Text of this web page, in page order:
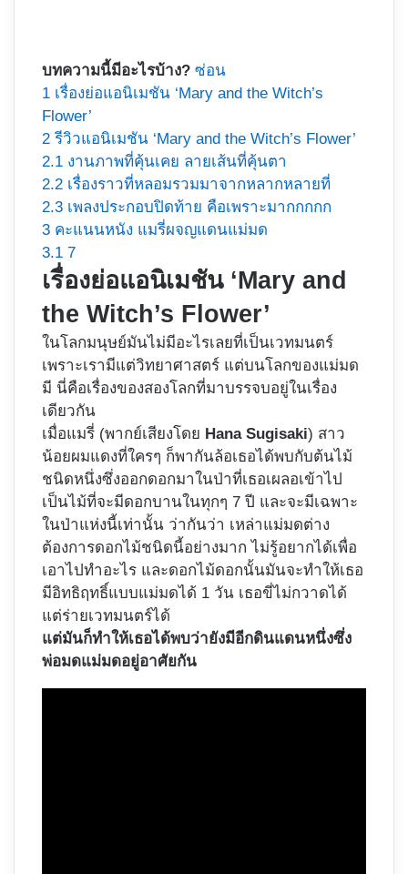
บทความนี้มีอะไรบ้าง? ซ่อน
1 เรื่องย่อแอนิเมชัน ‘Mary and the Witch’s
Flower’
2 รีวิวแอนิเมชัน ‘Mary and the Witch’s Flower’
2.1 งานภาพที่คุ้นเคย ลายเส้นที่คุ้นตา
2.2 เรื่องราวที่หลอมรวมมาจากหลากหลายที่
2.3 เพลงประกอบปิดท้าย คือเพราะมากกกกก
3 คะแนนหนัง แมรี่ผจญแดนแม่มด
3.1 7
เรื่องย่อแอนิเมชัน ‘Mary and
the Witch’s Flower’
ในโลกมนุษย์มันไม่มีอะไรเลยที่เป็นเวทมนตร์
เพราะเรามีแต่วิทยาศาสตร์ แต่บนโลกของแม่มด
มี นี่คือเรื่องของสองโลกที่มาบรรจบอยู่ในเรื่อง
เดียวกัน
เมื่อแมรี่ (พากย์เสียงโดย Hana Sugisaki) สาว
น้อยผมแดงที่ใครๆ ก็พากันล้อเธอได้พบกับต้นไม้
ชนิดหนึ่งซึ่งออกดอกมาในป่าที่เธอเผลอเข้าไป
เป็นไม้ที่จะมีดอกบานในทุกๆ 7 ปี และจะมีเฉพาะ
ในป่าแห่งนี้เท่านั้น ว่ากันว่า เหล่าแม่มดต่าง
ต้องการดอกไม้ชนิดนี้อย่างมาก ไม่รู้อยากได้เพื่อ
เอาไปทำอะไร และดอกไม้ดอกนั้นมันจะทำให้เธอ
มีอิทธิฤทธิ์แบบแม่มดได้ 1 วัน เธอขี่ไม่กวาดได้
แต่ร่ายเวทมนตร์ได้
แต่มันก็ทำให้เธอได้พบว่ายังมีอีกดินแดนหนึ่งซึ่ง
พ่อมดแม่มดอยู่อาศัยกัน